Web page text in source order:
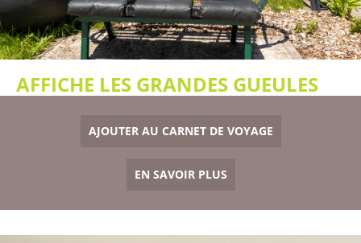
AFFICHE LES GRANDES GUEULES
AJOUTER AU CARNET DE VOYAGE
EN SAVOIR PLUS